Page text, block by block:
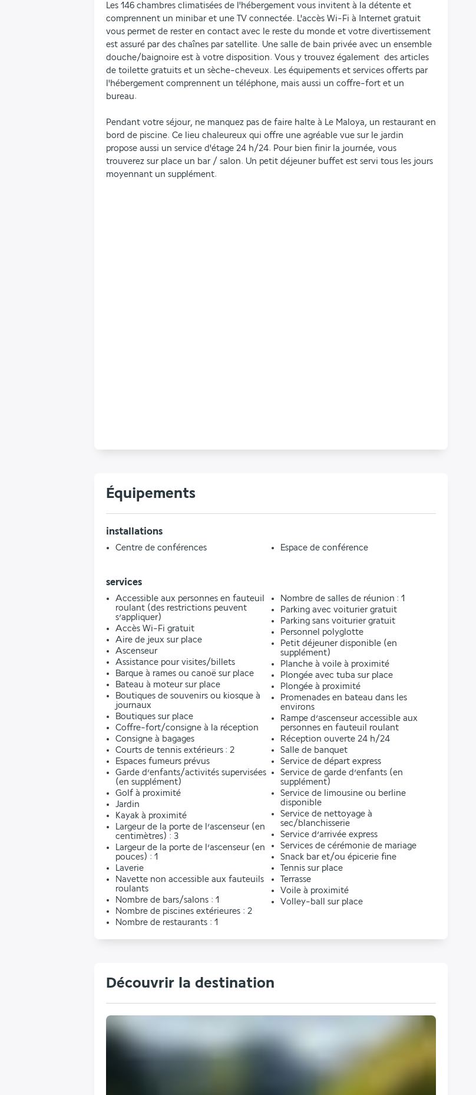
Les 146 chambres climatisées de l'hébergement vous invitent à la détente et
comprennent un minibar et une TV connectée. L'accès Wi-Fi à Internet gratuit
vous permet de rester en contact avec le reste du monde et votre divertissement
est assuré par des chaînes par satellite. Une salle de bain privée avec un ensemble
douche/baignoire est à votre disposition. Vous y trouvez également  des articles
de toilette gratuits et un sèche-cheveux. Les équipements et services offerts par
l'hébergement comprennent un téléphone, mais aussi un coffre-fort et un
bureau.
Pendant votre séjour, ne manquez pas de faire halte à Le Maloya, un restaurant en
bord de piscine. Ce lieu chaleureux qui offre une agréable vue sur le jardin
propose aussi un service d'étage 24 h/24. Pour bien finir la journée, vous
trouverez sur place un bar / salon. Un petit déjeuner buffet est servi tous les jours
moyennant un supplément.
Équipements
installations
Centre de conférences Espace de conférence
services
Accessible aux personnes en fauteuil
roulant (des restrictions peuvent
s’appliquer)
Accès Wi-Fi gratuit
Aire de jeux sur place
Ascenseur
Assistance pour visites/billets
Barque à rames ou canoë sur place
Bateau à moteur sur place
Boutiques de souvenirs ou kiosque à
journaux
Boutiques sur place
Coffre-fort/consigne à la réception
Consigne à bagages
Courts de tennis extérieurs : 2
Espaces fumeurs prévus
Garde d’enfants/activités supervisées
(en supplément)
Golf à proximité
Jardin
Kayak à proximité
Largeur de la porte de l’ascenseur (en
centimètres) : 3
Largeur de la porte de l’ascenseur (en
pouces) : 1
Laverie
Navette non accessible aux fauteuils
roulants
Nombre de bars/salons : 1
Nombre de piscines extérieures : 2
Nombre de restaurants : 1
Nombre de salles de réunion : 1
Parking avec voiturier gratuit
Parking sans voiturier gratuit
Personnel polyglotte
Petit déjeuner disponible (en
supplément)
Planche à voile à proximité
Plongée avec tuba sur place
Plongée à proximité
Promenades en bateau dans les
environs
Rampe d’ascenseur accessible aux
personnes en fauteuil roulant
Réception ouverte 24 h/24
Salle de banquet
Service de départ express
Service de garde d’enfants (en
supplément)
Service de limousine ou berline
disponible
Service de nettoyage à
sec/blanchisserie
Service d’arrivée express
Services de cérémonie de mariage
Snack bar et/ou épicerie fine
Tennis sur place
Terrasse
Voile à proximité
Volley-ball sur place
Découvrir la destination